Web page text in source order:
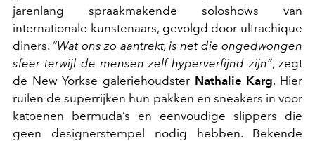
jarenlang spraakmakende soloshows van
internationale kunstenaars, gevolgd door ultrachique
diners. “Wat ons zo aantrekt, is net die ongedwongen
sfeer terwijl de mensen zelf hyperverfijnd zijn”, zegt
de New Yorkse galeriehoudster Nathalie Karg. Hier
ruilen de superrijken hun pakken en sneakers in voor
katoenen bermuda’s en eenvoudige slippers die
geen designerstempel nodig hebben. Bekende